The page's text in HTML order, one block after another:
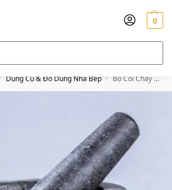
0
Dụng Cụ & Đồ Dùng Nhà Bếp / Bộ Cối Chày Đá Granite Tự Nhiên Nguyên Khối